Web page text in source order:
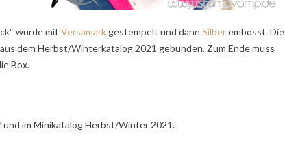
wurde mit Versamark gestempelt und dann Silberembosst. Die
dem Herbst/Winterkatalog 2021 gebunden. Zum Ende muss
Box.
und im Minikatalog Herbst/Winter 2021.